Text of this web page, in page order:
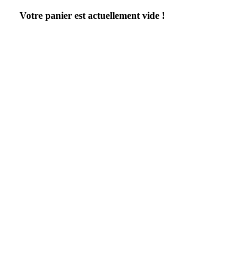
Votre panier est actuellement vide !